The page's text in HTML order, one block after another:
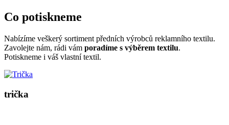
Co potiskneme
Nabízíme veškerý sortiment předních výrobců reklamního textilu.
Zavolejte nám, rádi vám poradíme s výběrem textilu.
Potiskneme i váš vlastní textil.
trička